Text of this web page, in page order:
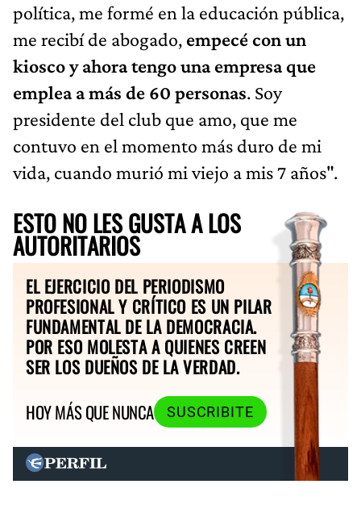
política, me formé en la educación pública,
me recibí de abogado, empecé con un
kiosco y ahora tengo una empresa que
emplea a más de 60 personas. Soy
presidente del club que amo, que me
contuvo en el momento más duro de mi
vida, cuando murió mi viejo a mis 7 años".
ESTO NO LES GUSTA A LOS
AUTORITARIOS
EL EJERCICIO DEL PERIODISMO
PROFESIONAL Y CRÍTICO ES UN PILAR
FUNDAMENTAL DE LA DEMOCRACIA.
POR ESO MOLESTA A QUIENES CREEN
SER LOS DUEÑOS DE LA VERDAD.
HOY MÁS QUE NUNCA
SUSCRIBITE